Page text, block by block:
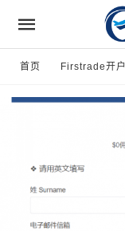
首页 Firstrade开户